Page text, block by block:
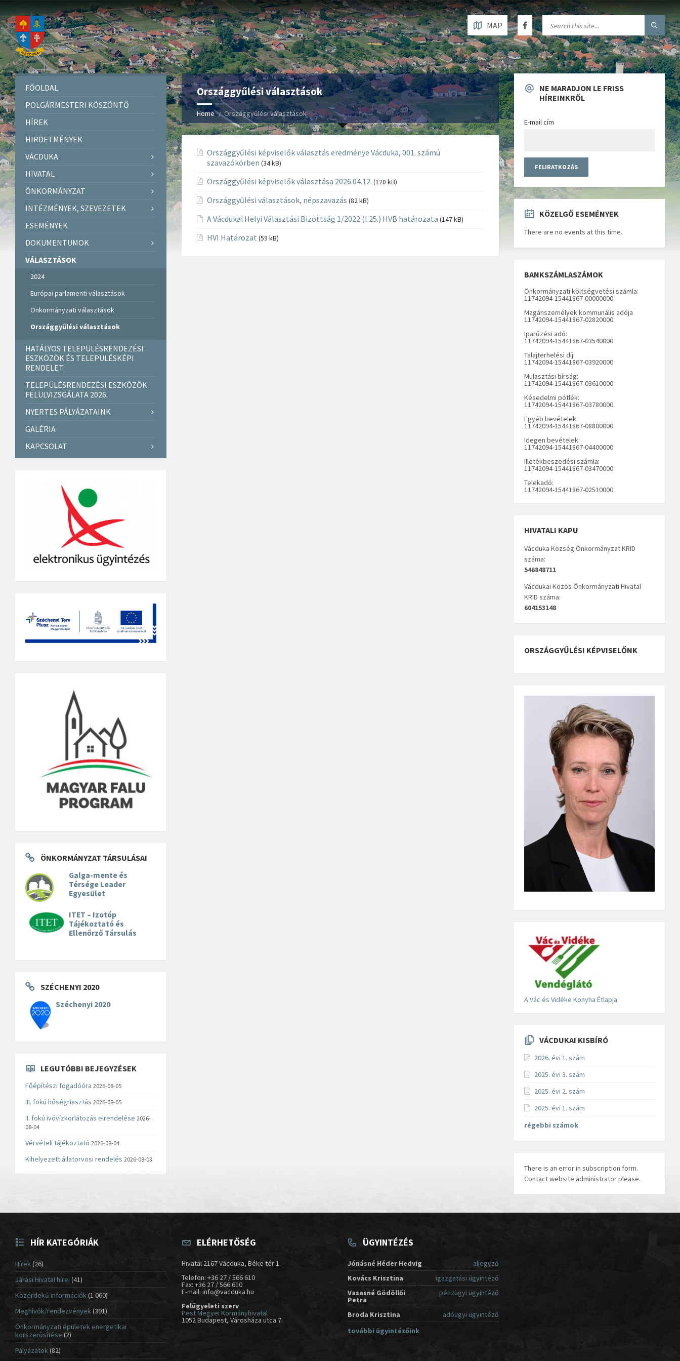
MAP
Országgyűlési választások
Home Országgyűlési választások
Országgyűlési képviselők választás eredménye Vácduka, 001. számú
szavazókörben (34 kB)
Országgyűlési képviselők választása 2026.04.12. (120 kB)
Országgyűlési választások, népszavazás (82 kB)
A Vácdukai Helyi Választási Bizottság 1/2022 (I.25.) HVB határozata (147 kB)
HVI Határozat (59 kB)
FŐOLDAL
POLGÁRMESTERI KÖSZÖNTŐ
HÍREK
HIRDETMÉNYEK
VÁCDUKA
HIVATAL
ÖNKORMÁNYZAT
INTÉZMÉNYEK, SZEVEZETEK
ESEMÉNYEK
DOKUMENTUMOK
VÁLASZTÁSOK
2024
Európai parlamenti választások
Önkormányzati választások
Országgyűlési választások
HATÁLYOS TELEPÜLÉSRENDEZÉSI
ESZKÖZÖK ÉS TELEPÜLÉSKÉPI
RENDELET
TELEPÜLÉSRENDEZÉSI ESZKÖZÖK
FELÜLVIZSGÁLATA 2026.
NYERTES PÁLYÁZATAINK
GALÉRIA
KAPCSOLAT
ÖNKORMÁNYZAT TÁRSULÁSAI
Galga-mente és
Térsége Leader
Egyesület
ITET – Izotóp
Tájékoztató és
Ellenőrző Társulás
SZÉCHENYI 2020
Széchenyi 2020
LEGUTÓBBI BEJEGYZÉSEK
Főépítészi fogadóóra 2026-08-05
III. fokú hőségriasztás 2026-08-05
II. fokú ivóvízkorlátozás elrendelése 2026-
08-04
Vérvételi tájékoztató 2026-08-04
Kihelyezett állatorvosi rendelés 2026-08-03
NE MARADJON LE FRISS
HÍREINKRŐL
E-mail cím
KÖZELGŐ ESEMÉNYEK
There are no events at this time.
BANKSZÁMLASZÁMOK
Önkormányzati költségvetési számla:
11742094-15441867-00000000
Magánszemélyek kommunális adója
11742094-15441867-02820000
Iparűzési adó:
11742094-15441867-03540000
Talajterhelési díj:
11742094-15441867-03920000
Mulasztási bírság:
11742094-15441867-03610000
Késedelmi pótlék:
11742094-15441867-03780000
Egyéb bevételek:
11742094-15441867-08800000
Idegen bevételek:
11742094-15441867-04400000
Illetékbeszedési számla:
11742094-15441867-03470000
Telekadó:
11742094-15441867-02510000
HIVATALI KAPU
Vácduka Község Önkormányzat KRID
száma:
546848711
Vácdukai Közös Önkormányzati Hivatal
KRID száma:
604153148
ORSZÁGGYŰLÉSI KÉPVISELŐNK
A Vác és Vidéke Konyha Étlapja
VÁCDUKAI KISBÍRÓ
2026. évi 1. szám
2025. évi 3. szám
2025. évi 2. szám
2025. évi 1. szám
régebbi számok
There is an error in subscription form.
Contact website administrator please.
HÍR KATEGÓRIÁK
Hírek (26)
Járási Hivatal hírei (41)
Közérdekű információk(1 060)
Meghívók/rendezvények(391)
Önkormányzati épületek energetikai
korszerűsítése (2)
Pályázatok(82)
ELÉRHETŐSÉG
Hivatal 2167 Vácduka, Béke tér 1.
Telefon: +36 27 / 566 610
Fax: +36 27 / 566 610
E-mail: info@vacduka.hu
Felügyeleti szerv
Pest Megyei Kormányhivatal
1052 Budapest, Városháza utca 7.
ÜGYINTÉZÉS
Jónásné Héder Hedvig
aljegyző
Kovács Krisztina
igazgatási ügyintéző
Vasasné Gödöllői
Petra
pénzügyi ügyintéző
Broda Krisztina
adóügyi ügyintéző
további ügyintézőink